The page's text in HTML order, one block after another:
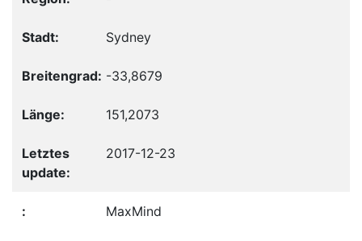
Sydney
-33,8679
151,2073
2017-12-23
MaxMind